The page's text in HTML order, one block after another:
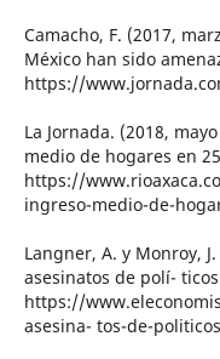
Camacho, F. (2017,
México han sido
https://
La Jornada. (2018,
medio de hogares en
https://
ingreso-medio-de-
Langner, A. y Monroy,
asesinatos de polí-
https://
asesina- tos-de-